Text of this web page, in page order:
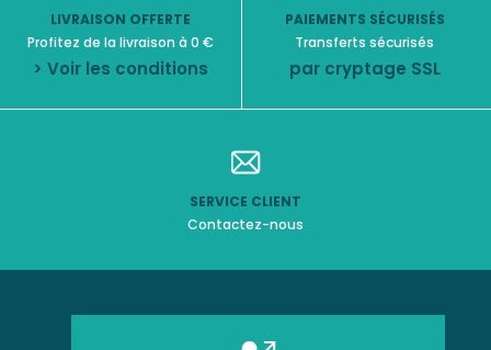
LIVRAISON OFFERTE
Profitez de la livraison à 0 €
> Voir les conditions
PAIEMENTS SÉCURISÉS
Transferts sécurisés
par cryptage SSL
SERVICE CLIENT
Contactez-nous